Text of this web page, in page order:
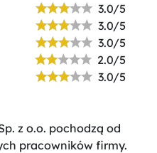
3.0/5
3.0/5
3.0/5
2.0/5
3.0/5
z o.o. pochodzą od
pracowników firmy.